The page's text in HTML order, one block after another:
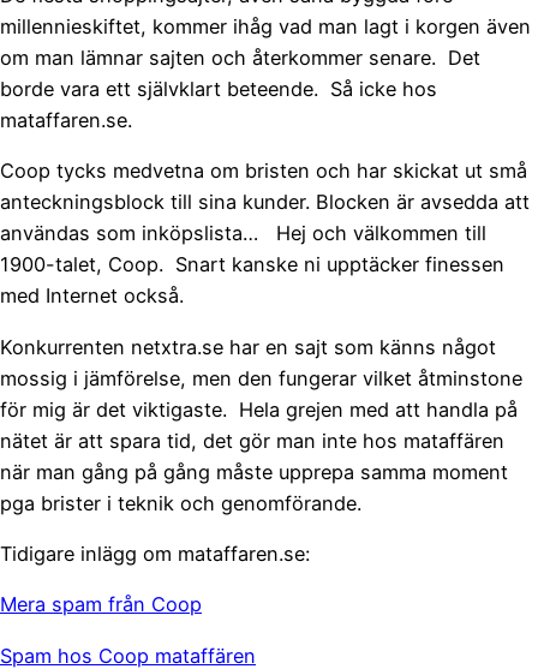
millennieskiftet, kommer ihåg vad man lagt i korgen även
om man lämnar sajten och återkommer senare. Det
borde vara ett självklart beteende. Så icke hos
mataffaren.se.
Coop tycks medvetna om bristen och har skickat ut små
anteckningsblock till sina kunder. Blocken är avsedda att
användas som inköpslista… Hej och välkommen till
1900-talet, Coop. Snart kanske ni upptäcker finessen
med Internet också.
Konkurrenten netxtra.se har en sajt som känns något
mossig i jämförelse, men den fungerar vilket åtminstone
för mig är det viktigaste. Hela grejen med att handla på
nätet är att spara tid, det gör man inte hos mataffären
när man gång på gång måste upprepa samma moment
pga brister i teknik och genomförande.
Tidigare inlägg om mataffaren.se:
Mera spam från Coop
Spam hos Coop mataffären